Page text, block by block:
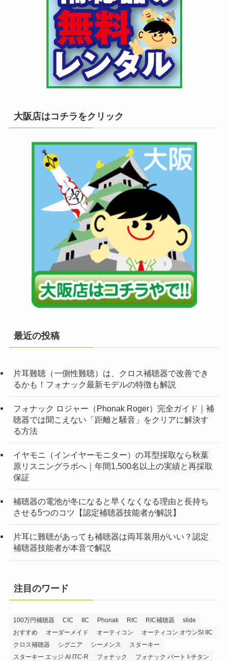
大阪店はコチラをクリック
最近の投稿
片耳難聴（一側性難聴）は、クロス補聴器で改善でき
るかも！フォナック最新モデルの特徴も解説
フォナック ロジャー（Phonak Roger）完全ガイド｜補
聴器では聞こえない「距離と騒音」をクリアに解決す
る方法
イヤモニ（インイヤーモニター）の耳型採取なら秋葉
原リスニングラボへ｜年間1,500名以上の実績と再採取
保証
補聴器の電池が冬になると早くなくなる理由と長持ち
させる5つのコツ【認定補聴器技能者が解説】
片耳に難聴があっても補聴器は両耳装用がいい？認定
補聴器技能者が本音で解説
注目のワード
100万円補聴器 CIC IIC Phonak RIC RIC補聴器
slide
おすすめ
オーダーメイド オーティコン
オーティコン オウンSI IIC
クロス補聴器
シグニア シーメンス
スターキー
スターキー エッジ AI ITC-R
フォナック フォナック バート I-チタン